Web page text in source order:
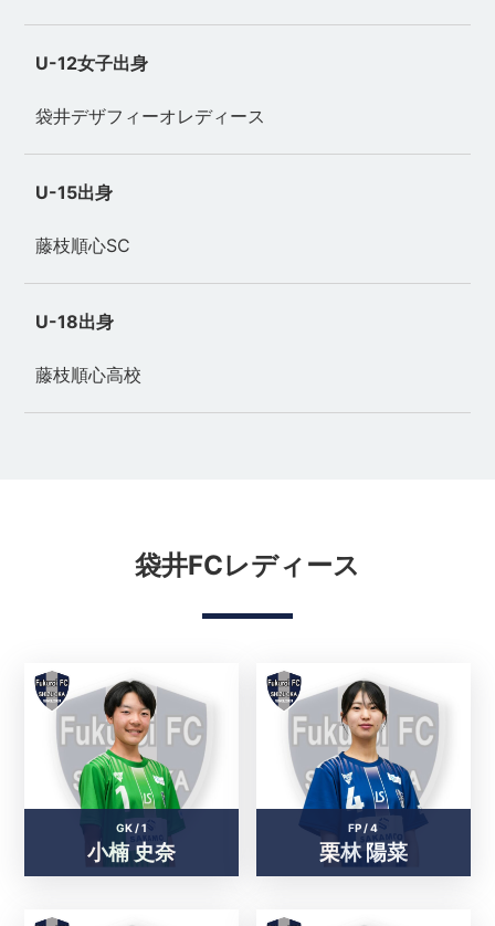
U-12女子出身
袋井デザフィーオレディース
U-15出身
藤枝順心SC
U-18出身
藤枝順心高校
袋井FCレディース
GK /1
小楠 史奈
FP /4
栗林 陽菜